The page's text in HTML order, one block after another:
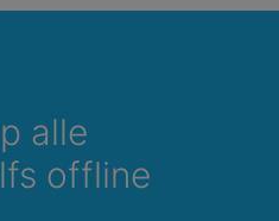
alle
offline